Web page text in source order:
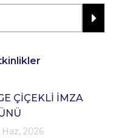
ÇİÇEKLİ İMZA
Haz, 2026